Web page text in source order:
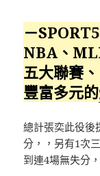
－
NBA、
五大聯賽
豐富多元的
總計張奕此役後
分，，另有1次
到連4場無失分